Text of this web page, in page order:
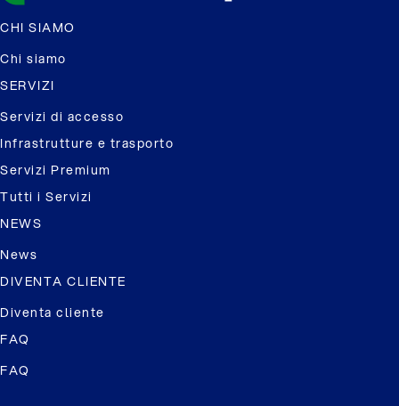
CHI SIAMO
Chi siamo
SERVIZI
Servizi di accesso
Infrastrutture e trasporto
Servizi Premium
Tutti i Servizi
NEWS
News
DIVENTA CLIENTE
Diventa cliente
FAQ
FAQ